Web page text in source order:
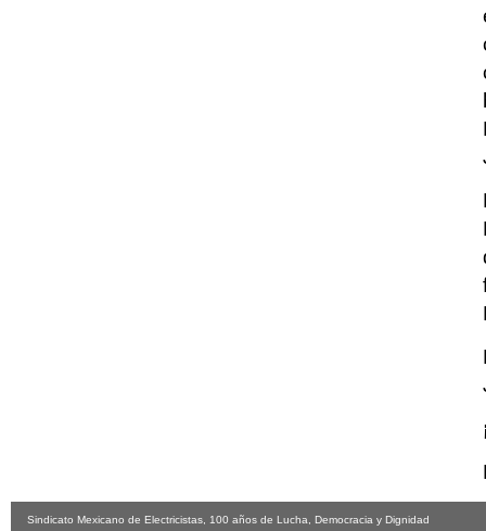
Sindicato Mexicano de Electricistas, 100 años de Lucha, Democracia y Dignidad